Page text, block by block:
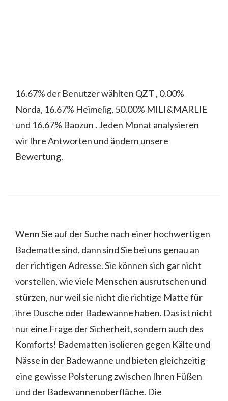
16.67% der Benutzer wählten QZT , 0.00%
Norda, 16.67% Heimelig, 50.00% MILI&MARLIE
und 16.67% Baozun . Jeden Monat analysieren
wir Ihre Antworten und ändern unsere
Bewertung.
Wenn Sie auf der Suche nach einer hochwertigen
Badematte sind, dann sind Sie bei uns genau an
der richtigen Adresse. Sie können sich gar nicht
vorstellen, wie viele Menschen ausrutschen und
stürzen, nur weil sie nicht die richtige Matte für
ihre Dusche oder Badewanne haben. Das ist nicht
nur eine Frage der Sicherheit, sondern auch des
Komforts! Badematten isolieren gegen Kälte und
Nässe in der Badewanne und bieten gleichzeitig
eine gewisse Polsterung zwischen Ihren Füßen
und der Badewannenoberfläche. Die